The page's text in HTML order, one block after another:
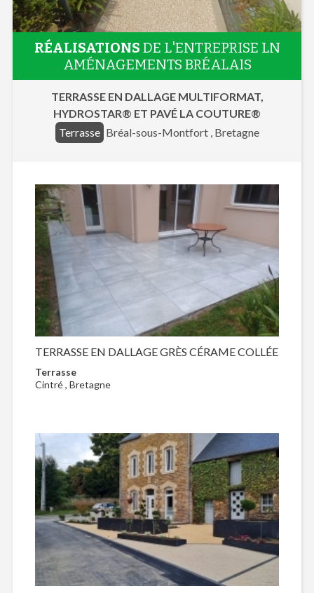
RÉALISATIONS DE L'ENTREPRISE LN
AMÉNAGEMENTS BRÉALAIS
TERRASSE EN DALLAGE MULTIFORMAT,
HYDROSTAR® ET PAVÉ LA COUTURE®
Terrasse Bréal-sous-Montfort , Bretagne
TERRASSE EN DALLAGE GRÈS CÉRAME COLLÉE
Terrasse
Cintré , Bretagne